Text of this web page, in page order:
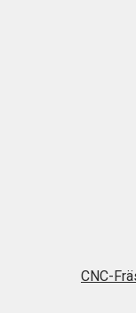
CNC-